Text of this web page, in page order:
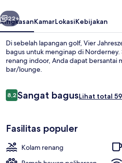
Berikutnya
22+
RingkasanKamarLokasiKebijakan
Di sebelah lapangan golf, Vier
bagus untuk menginap di Norderney.
renang indoor, Anda dapat bersantai
bar/lounge.
Ulasan
8,28,2 dari 10
Sangat bagusLihat total
Fasilitas populer
Kolam renang